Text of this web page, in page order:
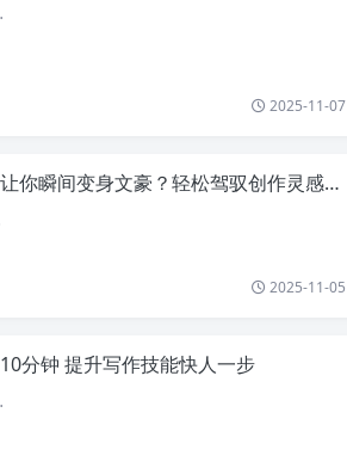
2025-11-07
间变身文豪？轻松驾驭创作灵感不再遥不可及！
2025-11-05
分钟 提升写作技能快人一步